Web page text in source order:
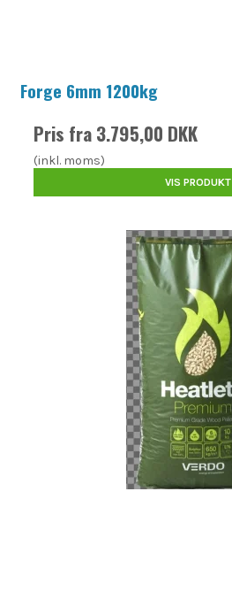
Forge 6mm 1200kg
Pris fra3.795,00 DKK
(inkl. moms)
VIS PRODUKT